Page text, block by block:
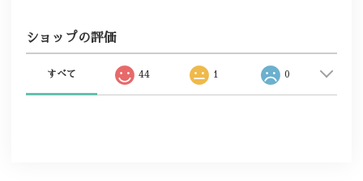
ショップの評価
すべて 44 1 0